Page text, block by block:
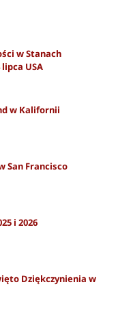
w Stanach
USA
w Kalifornii
San Francisco
i 2026
Dziękczynienia w